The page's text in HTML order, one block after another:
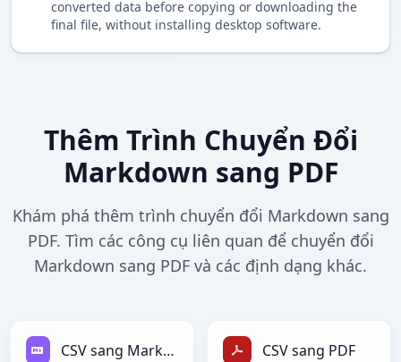
converted data before copying or downloading the
final file, without installing desktop software.
Thêm Trình Chuyển Đổi
Markdown sang PDF
Khám phá thêm trình chuyển đổi Markdown sang
PDF. Tìm các công cụ liên quan để chuyển đổi
Markdown sang PDF và các định dạng khác.
CSV sang Markdown CSV sang PDF